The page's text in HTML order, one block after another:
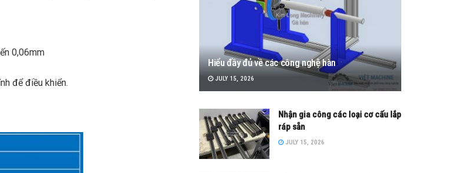
0,06mm
để điều khiển.
Hiểu đầy đủ về các công nghệ hàn
JULY 15, 2026
Nhận gia công các loại cơ cấu lắp
ráp sẵn
JULY 15, 2026